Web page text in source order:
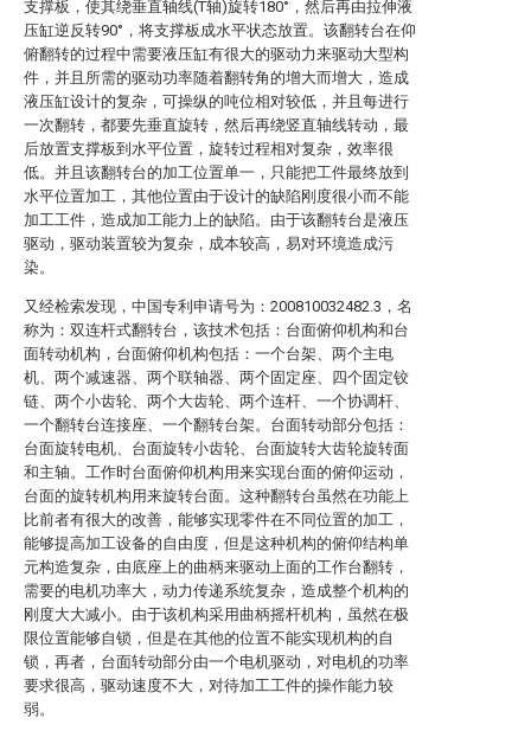
支撑板，使其绕垂直轴线(T轴)旋转180°，然后再由拉伸液
压缸逆反转90°，将支撑板成水平状态放置。该翻转台在仰
俯翻转的过程中需要液压缸有很大的驱动力来驱动大型构
件，并且所需的驱动功率随着翻转角的增大而增大，造成
液压缸设计的复杂，可操纵的吨位相对较低，并且每进行
一次翻转，都要先垂直旋转，然后再绕竖直轴线转动，最
后放置支撑板到水平位置，旋转过程相对复杂，效率很
低。并且该翻转台的加工位置单一，只能把工件最终放到
水平位置加工，其他位置由于设计的缺陷刚度很小而不能
加工工件，造成加工能力上的缺陷。由于该翻转台是液压
驱动，驱动装置较为复杂，成本较高，易对环境造成污
染。
又经检索发现，中国专利申请号为：200810032482.3，名
称为：双连杆式翻转台，该技术包括：台面俯仰机构和台
面转动机构，台面俯仰机构包括：一个台架、两个主电
机、两个减速器、两个联轴器、两个固定座、四个固定铰
链、两个小齿轮、两个大齿轮、两个连杆、一个协调杆、
一个翻转台连接座、一个翻转台架。台面转动部分包括：
台面旋转电机、台面旋转小齿轮、台面旋转大齿轮旋转面
和主轴。工作时台面俯仰机构用来实现台面的俯仰运动，
台面的旋转机构用来旋转台面。这种翻转台虽然在功能上
比前者有很大的改善，能够实现零件在不同位置的加工，
能够提高加工设备的自由度，但是这种机构的俯仰结构单
元构造复杂，由底座上的曲柄来驱动上面的工作台翻转，
需要的电机功率大，动力传递系统复杂，造成整个机构的
刚度大大减小。由于该机构采用曲柄摇杆机构，虽然在极
限位置能够自锁，但是在其他的位置不能实现机构的自
锁，再者，台面转动部分由一个电机驱动，对电机的功率
要求很高，驱动速度不大，对待加工工件的操作能力较
弱。